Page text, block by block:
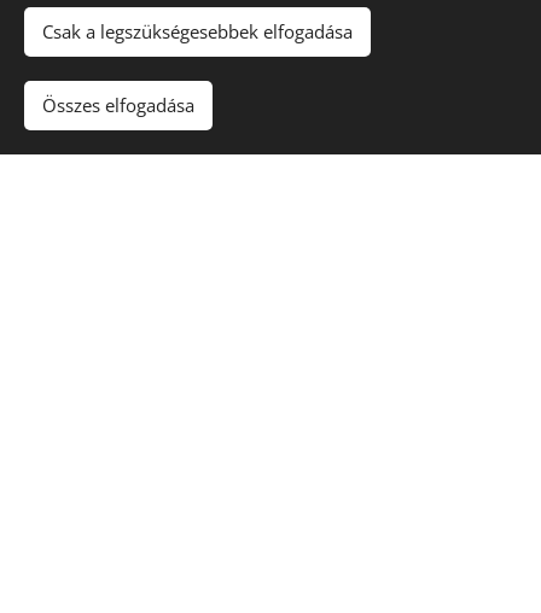
Csak a legszükségesebbek elfogadása
Összes elfogadása